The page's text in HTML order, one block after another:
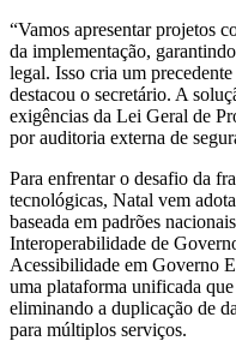
“Vamos apresentar projetos
da implementação,
legal. Isso cria um
destacou o secretário. A
exigências da Lei Geral de
por auditoria externa de
Para enfrentar o desafio da
tecnológicas, Natal vem
baseada em padrões
Interoperabilidade de
Acessibilidade em Governo
uma plataforma unificada
eliminando a duplicação de
para múltiplos serviços.